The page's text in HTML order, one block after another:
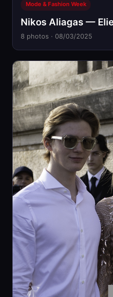
Mode & Fashion Week
Nikos Aliagas —
8 photos · 08/03/2025